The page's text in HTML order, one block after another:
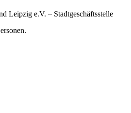
Leipzig e.V. – Stadtgeschäftsstelle